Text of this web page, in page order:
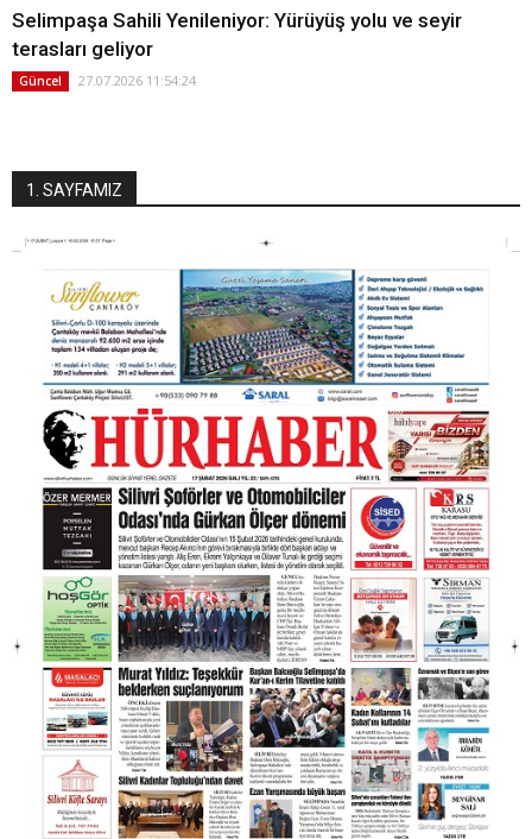
Selimpaşa Sahili Yenileniyor: Yürüyüş yolu ve seyir
terasları geliyor
Güncel 27.07.2026 11:54:24
1. SAYFAMIZ